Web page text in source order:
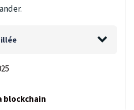
blockchain